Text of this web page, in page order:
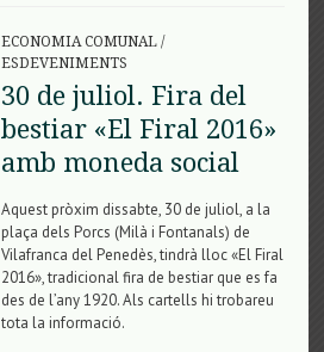
ECONOMIA COMUNAL/
ESDEVENIMENTS
30 de juliol. Fira del
bestiar «El Firal 2016»
amb moneda social
Aquest pròxim dissabte, 30 de juliol, a la
plaça dels Porcs (Milà i Fontanals) de
Vilafranca del Penedès, tindrà lloc «El Firal
2016», tradicional fira de bestiar que es fa
des de l’any 1920. Als cartells hi trobareu
tota la informació.